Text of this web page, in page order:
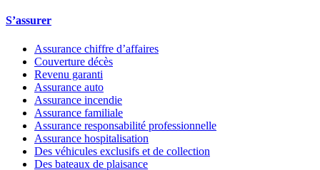
S’assurer
Assurance chiffre d’affaires
Couverture décès
Revenu garanti
Assurance auto
Assurance incendie
Assurance familiale
Assurance responsabilité professionnelle
Assurance hospitalisation
Des véhicules exclusifs et de collection
Des bateaux de plaisance